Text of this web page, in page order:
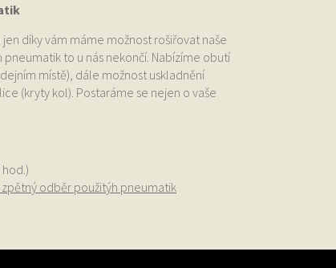
díky vám máme možnost rošiřovat naše
to u nás nekončí. Nabízíme obutí
místě), dále možnost uskladnění
(kryty kol). Postaráme se nejen o vaše
odběr použitýh pneumatik